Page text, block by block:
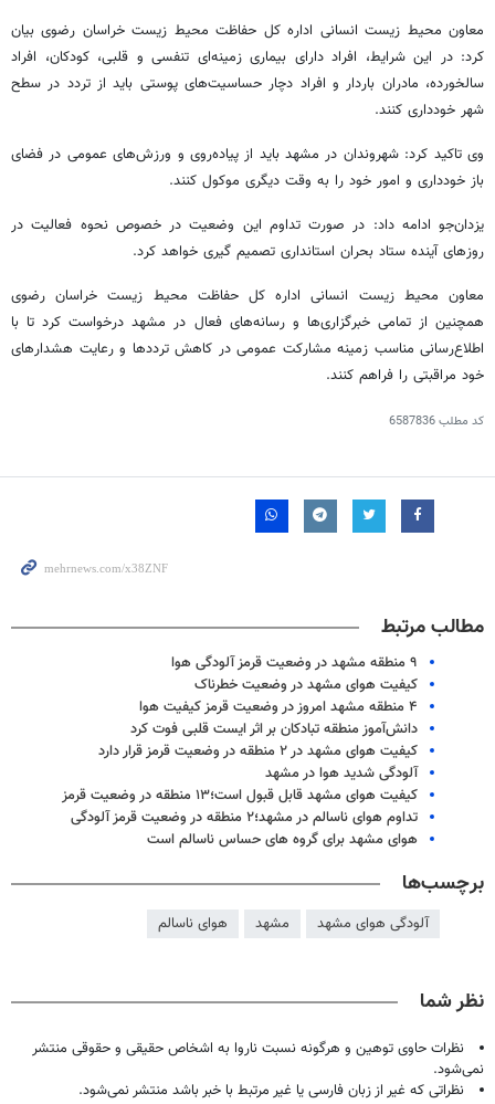
معاون محیط زیست انسانی اداره کل حفاظت محیط زیست خراسان رضوی بیان
کرد: در این شرایط، افراد دارای بیماری زمینه‌ای تنفسی و قلبی، کودکان، افراد
سالخورده، مادران باردار و افراد دچار حساسیت‌های پوستی باید از تردد در سطح
شهر خودداری کنند.
وی تاکید کرد: شهروندان در مشهد باید از پیاده‌روی و ورزش‌های عمومی در فضای
باز خودداری و امور خود را به وقت دیگری موکول کنند.
یزدان‌جو ادامه داد: در صورت تداوم این وضعیت در خصوص نحوه فعالیت در
روزهای آینده ستاد بحران استانداری تصمیم گیری خواهد کرد.
معاون محیط زیست انسانی اداره کل حفاظت محیط زیست خراسان رضوی
همچنین از تمامی خبرگزاری‌ها و رسانه‌های فعال در مشهد درخواست کرد تا با
اطلاع‌رسانی مناسب زمینه مشارکت عمومی در کاهش ترددها و رعایت هشدارهای
خود مراقبتی را فراهم کنند.
کد مطلب6587836
مطالب مرتبط
۹ منطقه مشهد در وضعیت قرمز آلودگی هوا
کیفیت هوای مشهد در وضعیت خطرناک
۴ منطقه مشهد امروز در وضعیت قرمز کیفیت هوا
دانش‌آموز منطقه تبادکان بر اثر ایست قلبی فوت کرد
کیفیت هوای مشهد در ۲ منطقه در وضعیت قرمز قرار دارد
آلودگی شدید هوا در مشهد
کیفیت هوای مشهد قابل قبول است؛۱۳ منطقه در وضعیت قرمز
تداوم هوای ناسالم در مشهد؛۲ منطقه در وضعیت قرمز آلودگی
هوای مشهد برای گروه های حساس ناسالم است
برچسب‌ها
آلودگی هوای مشهد مشهد هوای ناسالم
نظر شما
نظرات حاوی توهین و هرگونه نسبت ناروا به اشخاص حقیقی و حقوقی منتشر
نمی‌شود.
نظراتی که غیر از زبان فارسی یا غیر مرتبط با خبر باشد منتشر نمی‌شود.